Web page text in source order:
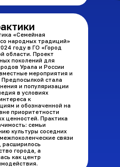
«Семейная
народных традиций»
году в ГО «Город
области. Проект
поколений для
Урала и России
мероприятия и
стала
и популяризации
в условиях
к
и обозначенной на
приоритетности
ценностей. Практика
семьи
культуры соседних
связи
расширилось
города, а
как центр